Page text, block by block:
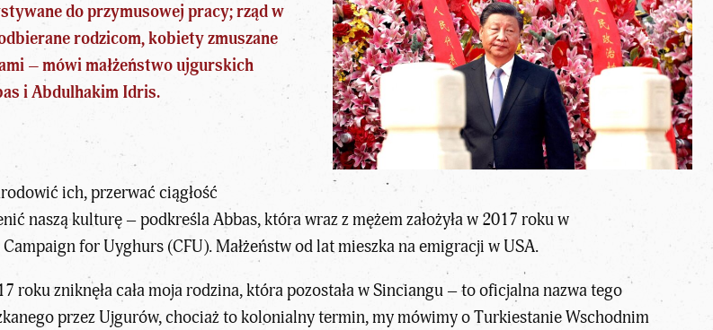
do przymusowej pracy; rząd w
rodzicom, kobiety zmuszane
– mówi małżeństwo ujgurskich
i Abdulhakim Idris.
ich, przerwać ciągłość
naszą kulturę – podkreśla Abbas, która wraz z mężem założyła w 2017 roku w
for Uyghurs (CFU). Małżeństw od lat mieszka na emigracji w USA.
roku zniknęła cała moja rodzina, która pozostała w Sinciangu – to oficjalna nazwa tego
przez Ujgurów, chociaż to kolonialny termin, my mówimy o Turkiestanie Wschodnim